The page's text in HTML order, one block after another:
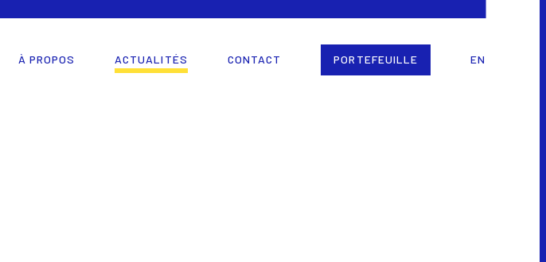
À PROPOS ACTUALITÉS CONTACT PORTEFEUILLE EN